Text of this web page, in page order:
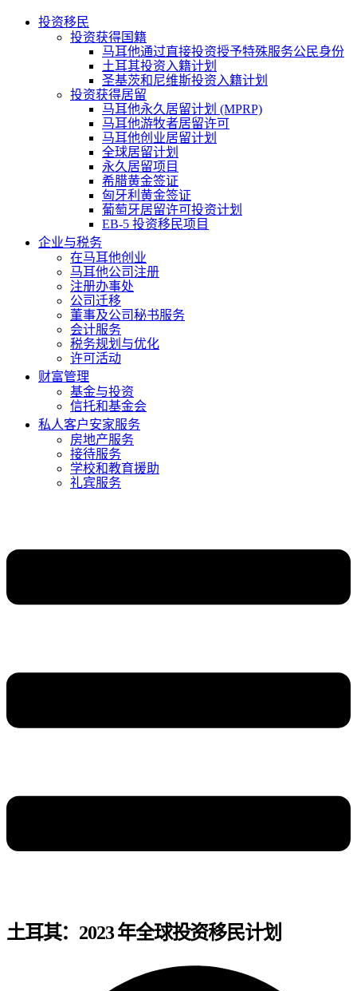
投资移民
投资获得国籍
马耳他通过直接投资授予特殊服务公民身份
土耳其投资入籍计划
圣基茨和尼维斯投资入籍计划
投资获得居留
马耳他永久居留计划 (MPRP)​
马耳他游牧者居留许可
马耳他创业居留计划
全球居留计划
永久居留项目
希腊黄金签证
匈牙利黄金签证
葡萄牙居留许可投资计划
EB-5 投资移民项目
企业与税务
在马耳他创业
马耳他公司注册
注册办事处
公司迁移
董事及公司秘书服务
会计服务
税务规划与优化
许可活动
财富管理
基金与投资
信托和基金会
私人客户安家服务
房地产服务
接待服务
学校和教育援助
礼宾服务
土耳其：2023 年全球投资移民计划